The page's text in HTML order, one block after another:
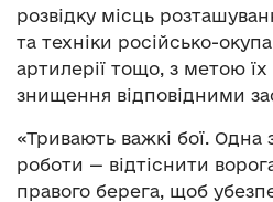
розвідку місць
та техніки російсько-
артилерії тощо, з метою
знищення відповідними
«Тривають важкі бої. Одна
роботи — відтіснити
правого берега, щоб